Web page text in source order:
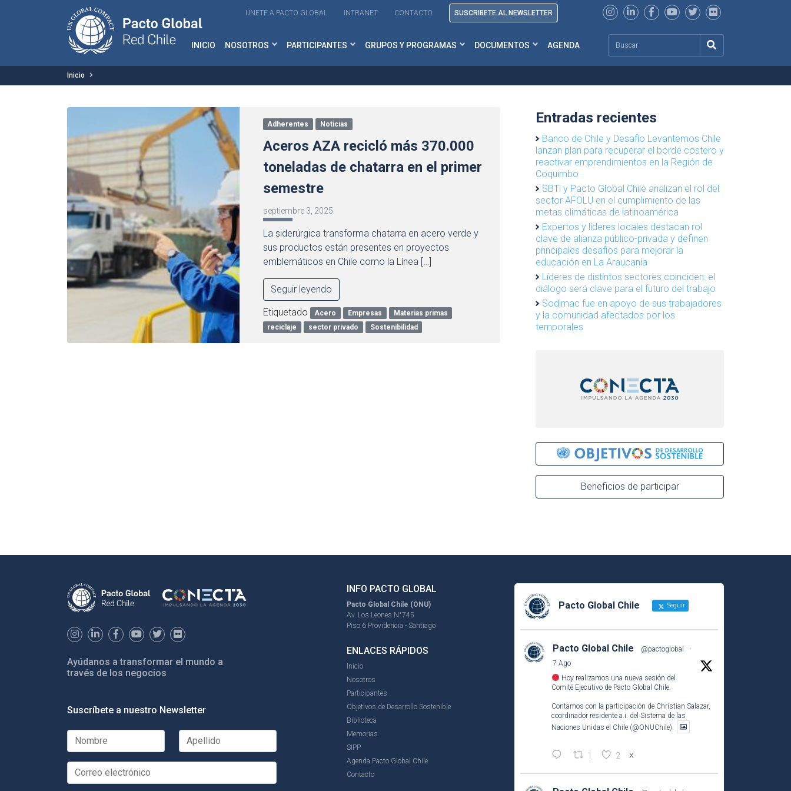
ÚNETE A PACTO GLOBAL INTRANET CONTACTO SUSCRIBETE AL NEWSLETTER
INICIO NOSOTROS PARTICIPANTES GRUPOS Y PROGRAMAS DOCUMENTOS AGENDA
Inicio
Adherentes Noticias
Aceros AZA recicló más 370.000
toneladas de chatarra en el primer
semestre
septiembre 3, 2025
La siderúrgica transforma chatarra en acero verde y
sus productos están presentes en proyectos
emblemáticos en Chile como la Línea […]
Seguir leyendo
Etiquetado Acero Empresas
Materias primas
reciclaje
sector privado Sostenibilidad
Entradas recientes
Banco de Chile y Desafío Levantemos Chile
lanzan plan para recuperar el borde costero y
reactivar emprendimientos en la Región de
Coquimbo
SBTi y Pacto Global Chile analizan el rol del
sector AFOLU en el cumplimiento de las
metas climáticas de latinoamérica
Expertos y líderes locales destacan rol
clave de alianza público-privada y definen
principales desafíos para mejorar la
educación en La Araucanía
Líderes de distintos sectores coinciden: el
diálogo será clave para el futuro del trabajo
Sodimac fue en apoyo de sus trabajadores
y la comunidad afectados por los
temporales
Beneficios de participar
Ayúdanos a transformar el mundo a
través de los negocios
Suscríbete a nuestro Newsletter
INFO PACTO GLOBAL
Pacto Global Chile (ONU)
Av. Los Leones N°745
Piso 6 Providencia - Santiago
ENLACES RÁPIDOS
Inicio
Nosotros
Participantes
Objetivos de Desarrollo Sostenible
Biblioteca
Memorias
SIPP
Agenda Pacto Global Chile
Contacto
Pacto Global Chile Seguir
Pacto Global Chile @pactoglobal
·
7 Ago
Hoy realizamos una nueva sesión del
Comité Ejecutivo de Pacto Global Chile.
Contamos con la participación de Christian Salazar,
coordinador residente a.i. del Sistema de las
Naciones Unidas el Chile (@ONUChile).
1 2 X